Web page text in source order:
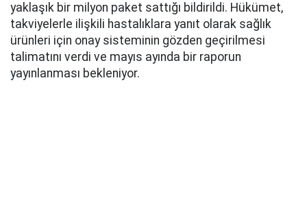
yaklaşık bir milyon paket sattığı bildirildi. Hükümet,
takviyelerle ilişkili hastalıklara yanıt olarak sağlık
ürünleri için onay sisteminin gözden geçirilmesi
talimatını verdi ve mayıs ayında bir raporun
yayınlanması bekleniyor.